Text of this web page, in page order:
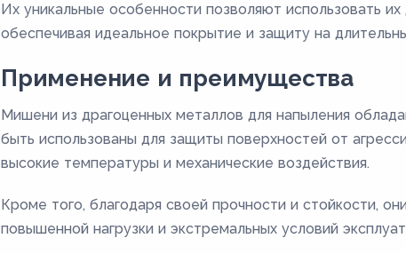
Их уникальные особенности позволяют использовать
обеспечивая идеальное покрытие и защиту на
Применение и преимущества
Мишени из драгоценных металлов для напыления
быть использованы для защиты поверхностей от
высокие температуры и механические воздействия.
Кроме того, благодаря своей прочности и стойкости,
повышенной нагрузки и экстремальных условий